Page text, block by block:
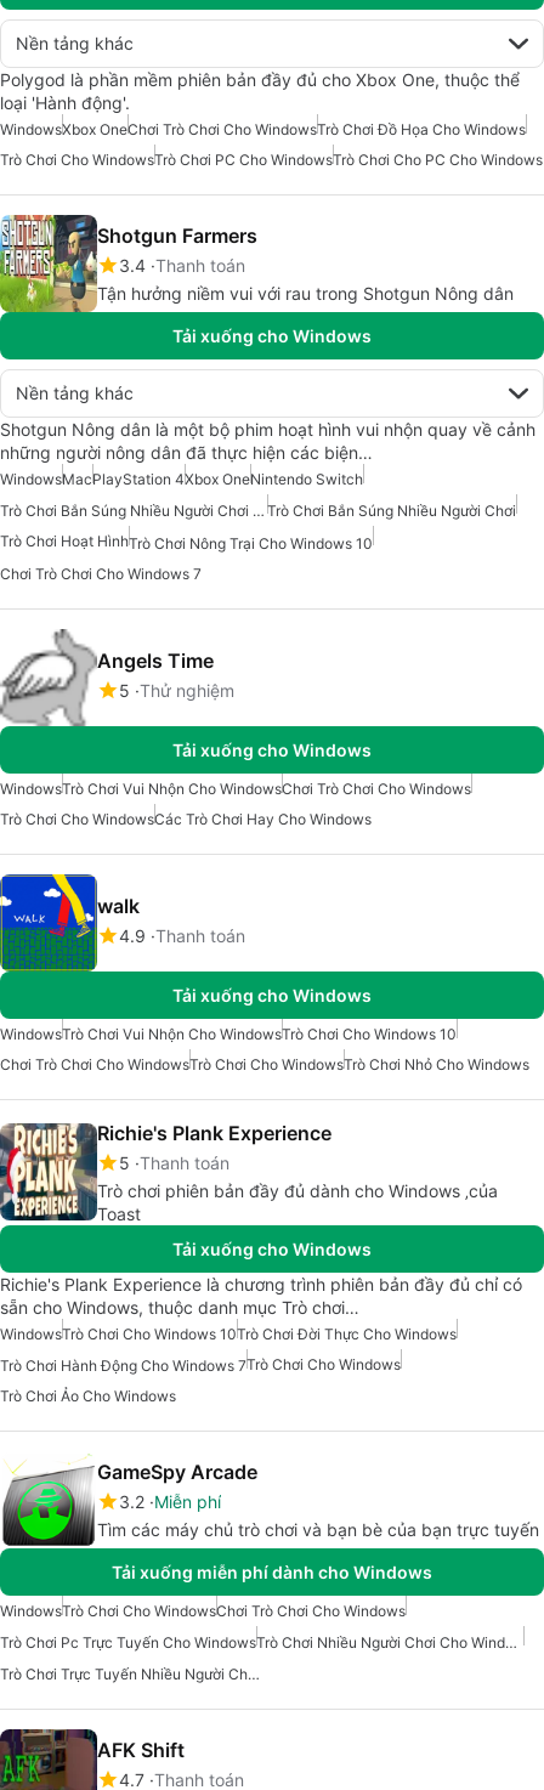
Nền tảng khác
Polygod là phần mềm phiên bản đầy đủ cho Xbox One, thuộc thể
loại 'Hành động'.
WindowsXbox OneChơi Trò Chơi Cho WindowsTrò Chơi Đồ Họa Cho Windows
Trò Chơi Cho WindowsTrò Chơi PC Cho WindowsTrò Chơi Cho PC Cho Windows
Shotgun Farmers
3.4 Thanh toán
Tận hưởng niềm vui với rau trong Shotgun Nông dân
Tải xuống cho Windows
Nền tảng khác
Shotgun Nông dân là một bộ phim hoạt hình vui nhộn quay về cảnh
những người nông dân đã thực hiện các biện…
WindowsMacPlayStation 4Xbox OneNintendo Switch
Trò Chơi Bắn Súng Nhiều Người Chơi Cho Windows 7 Trò Chơi Bắn Súng Nhiều Người Chơi
Trò Chơi Hoạt HìnhTrò Chơi Nông Trại Cho Windows 10
Chơi Trò Chơi Cho Windows 7
Angels Time
5 Thử nghiệm
Tải xuống cho Windows
WindowsTrò Chơi Vui Nhộn Cho WindowsChơi Trò Chơi Cho Windows
Trò Chơi Cho WindowsCác Trò Chơi Hay Cho Windows
walk
4.9 Thanh toán
Tải xuống cho Windows
WindowsTrò Chơi Vui Nhộn Cho WindowsTrò Chơi Cho Windows 10
Chơi Trò Chơi Cho WindowsTrò Chơi Cho WindowsTrò Chơi Nhỏ Cho Windows
Richie's Plank Experience
5 Thanh toán
Trò chơi phiên bản đầy đủ dành cho Windows ‚của
Toast
Tải xuống cho Windows
Richie's Plank Experience là chương trình phiên bản đầy đủ chỉ có
sẵn cho Windows, thuộc danh mục Trò chơi…
WindowsTrò Chơi Cho Windows 10Trò Chơi Đời Thực Cho Windows
Trò Chơi Hành Động Cho Windows 7Trò Chơi Cho Windows
Trò Chơi Ảo Cho Windows
GameSpy Arcade
3.2 Miễn phí
Tìm các máy chủ trò chơi và bạn bè của bạn trực tuyến
Tải xuống miễn phí dành cho Windows
WindowsTrò Chơi Cho WindowsChơi Trò Chơi Cho Windows
Trò Chơi Pc Trực Tuyến Cho Windows
Trò Chơi Nhiều Người Chơi Cho Windows
Trò Chơi Trực Tuyến Nhiều Người Chơi Cho Windows
AFK Shift
4.7 Thanh toán